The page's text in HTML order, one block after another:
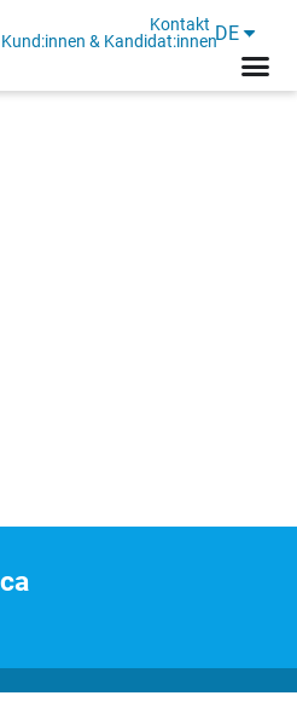
Kontakt
Kund:innen & Kandidat:innenDE